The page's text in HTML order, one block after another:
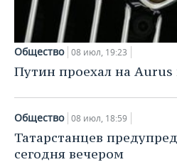
Общество 08 июл, 19:23
Путин проехал на
Общество 08 июл, 18:59
Татарстанцев
сегодня вечером